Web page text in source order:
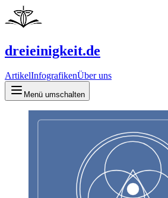
dreieinigkeit.de
ArtikelInfografikenÜber uns
Menü umschalten